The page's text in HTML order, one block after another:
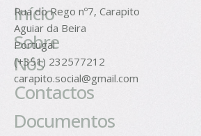
Início
Sobre
Nós
Contactos
Documentos
Rua do Rego nº7, Carapito
Aguiar da Beira
Portugal
(+351) 232577212
carapito.social@gmail.com